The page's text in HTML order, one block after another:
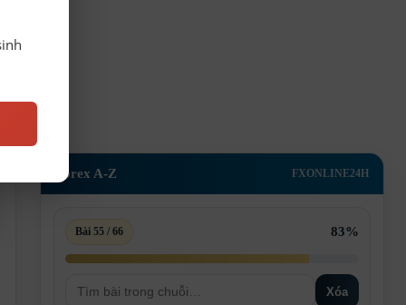
Forex A-Z FXONLINE24H
Bài 55 / 66 83%
Xóa